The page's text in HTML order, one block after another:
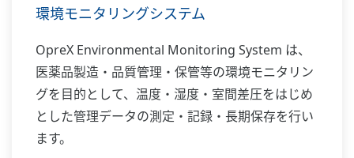
環境モニタリングシステム
OpreX Environmental Monitoring System は、
医薬品製造・品質管理・保管等の環境モニタリン
グを目的として、温度・湿度・室間差圧をはじめ
とした管理データの測定・記録・長期保存を行い
ます。